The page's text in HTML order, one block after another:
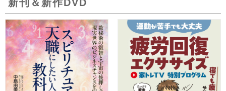
新刊＆新作DVD